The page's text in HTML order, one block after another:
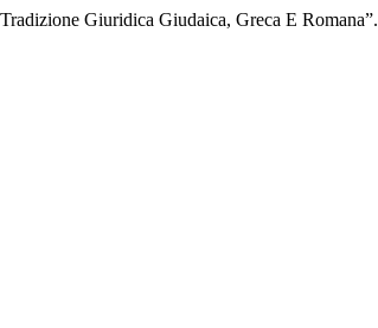
Giuridica Giudaica, Greca E Romana”.